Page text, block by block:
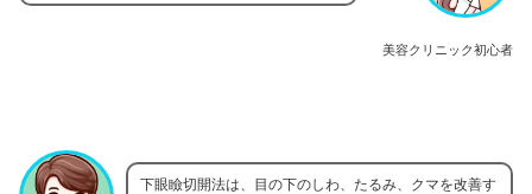
美容クリニック初心者
下眼瞼切開法は、目の下のしわ、たるみ、クマを改善す